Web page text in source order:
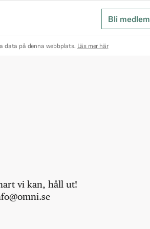
Bli medlem
data på denna webbplats. Läs mer här
vi kan, håll ut!